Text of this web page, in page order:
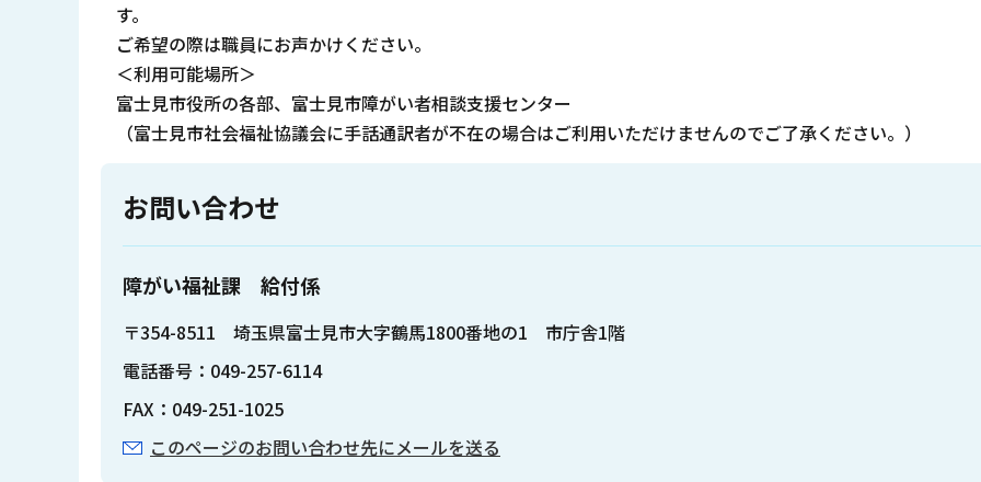
す。
ご希望の際は職員にお声かけください。
＜利用可能場所＞
富士見市役所の各部、富士見市障がい者相談支援センター
（富士見市社会福祉協議会に手話通訳者が不在の場合はご利用いただけませんのでご了承ください。）
お問い合わせ
障がい福祉課 給付係
〒354-8511 埼玉県富士見市大字鶴馬1800番地の1 市庁舎1階
電話番号：049-257-6114
FAX：049-251-1025
このページのお問い合わせ先にメールを送る